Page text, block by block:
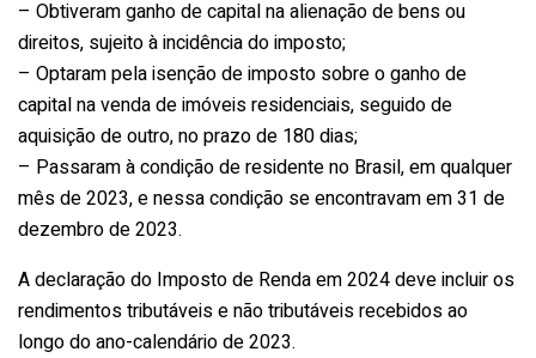
– Obtiveram ganho de capital na alienação de bens ou
direitos, sujeito à incidência do imposto;
– Optaram pela isenção de imposto sobre o ganho de
capital na venda de imóveis residenciais, seguido de
aquisição de outro, no prazo de 180 dias;
– Passaram à condição de residente no Brasil, em qualquer
mês de 2023, e nessa condição se encontravam em 31 de
dezembro de 2023.
A declaração do Imposto de Renda em 2024 deve incluir os
rendimentos tributáveis e não tributáveis recebidos ao
longo do ano-calendário de 2023.